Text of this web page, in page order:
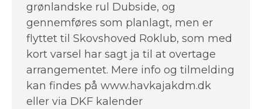
grønlandske rul Dubside, og
gennemføres som planlagt, men er
flyttet til Skovshoved Roklub, som med
kort varsel har sagt ja til at overtage
arrangementet. Mere info og tilmelding
kan findes på www.havkajakdm.dk
eller via DKF kalender